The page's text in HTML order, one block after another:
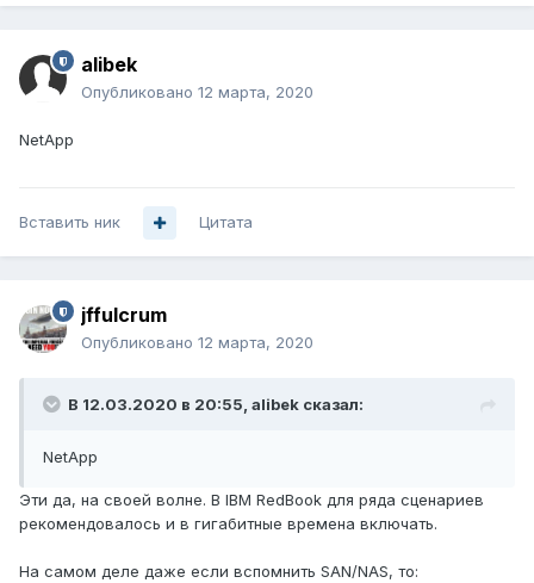
alibek
Опубликовано 12 марта, 2020
NetApp
Вставить ник Цитата
jffulcrum
Опубликовано 12 марта, 2020
В 12.03.2020 в 20:55, alibek сказал:
NetApp
Эти да, на своей волне. В IBM RedBook для ряда сценариев
рекомендовалось и в гигабитные времена включать.
На самом деле даже если вспомнить SAN/NAS, то: